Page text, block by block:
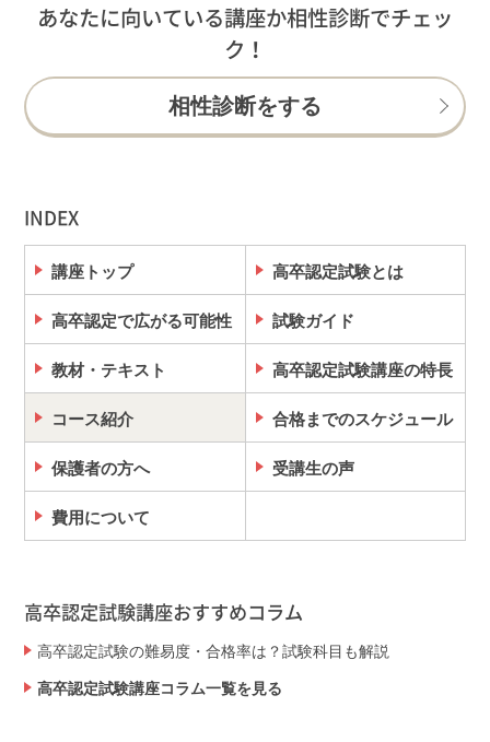
あなたに向いている講座か相性診断でチェッ
ク！
相性診断をする
INDEX
講座トップ 高卒認定試験とは
高卒認定で広がる可能性 試験ガイド
教材・テキスト 高卒認定試験講座の特長
コース紹介 合格までのスケジュール
保護者の方へ 受講生の声
費用について
高卒認定試験講座おすすめコラム
高卒認定試験の難易度・合格率は？試験科目も解説
高卒認定試験講座コラム一覧を見る